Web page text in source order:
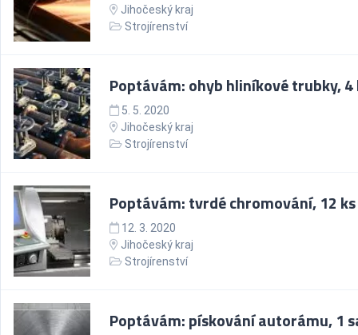
Jihočeský kraj
Strojírenství
Poptávám: ohyb hliníkové trubky, 4
5. 5. 2020
Jihočeský kraj
Strojírenství
Poptávám: tvrdé chromování, 12 ks
12. 3. 2020
Jihočeský kraj
Strojírenství
Poptávám: pískování autorámu, 1